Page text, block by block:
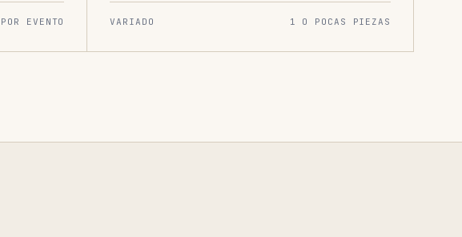
POR EVENTO VARIADO 1 O POCAS PIEZAS